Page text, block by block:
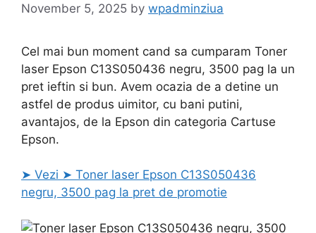
November 5, 2025 by wpadminziua
Cel mai bun moment cand sa cumparam Toner
laser Epson C13S050436 negru, 3500 pag la un
pret ieftin si bun. Avem ocazia de a detine un
astfel de produs uimitor, cu bani putini,
avantajos, de la Epson din categoria Cartuse
Epson.
➤ Vezi ➤ Toner laser Epson C13S050436
negru, 3500 pag la pret de promotie